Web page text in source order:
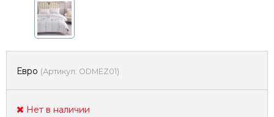
Евро (Артикул: ODMEZ01)
Нет в наличии